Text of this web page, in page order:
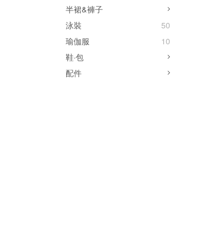
半裙&褲子
泳裝
50
瑜伽服
10
鞋·包
配件